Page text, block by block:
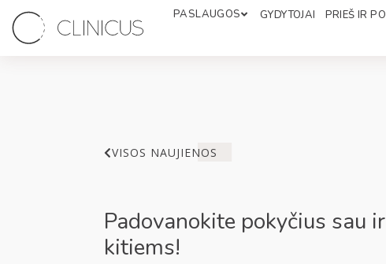
PASLAUGOS GYDYTOJAI PRIEŠ IR PO
VISOS NAUJIENOS
Padovanokite pokyčius sau ir
kitiems!